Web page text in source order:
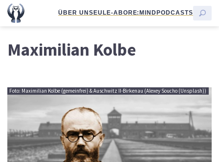
ÜBER UNSEULE-ABORE:MINDPODCASTS
Maximilian Kolbe
Foto: Maximilian Kolbe (gemeinfrei) & Auschwitz II-Birkenau (Alexey Soucho (Unsplash))